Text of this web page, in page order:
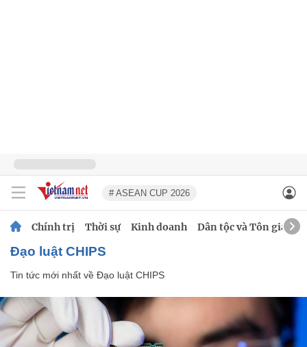
# ASEAN CUP 2026
Chính trị Thời sự Kinh doanh Dân tộc và Tôn giáo
Đạo luật CHIPS
Tin tức mới nhất về Đạo luật CHIPS